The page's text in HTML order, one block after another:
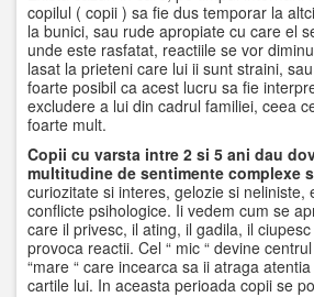
copilul ( copii ) sa fie dus temporar la
la bunici, sau rude apropiate cu care el
unde este rasfatat, reactiile se vor
lasat la prieteni care lui ii sunt straini,
foarte posibil ca acest lucru sa fie
excludere a lui din cadrul familiei, ceea
foarte mult.
Copii cu varsta intre 2 si 5 ani dau
multitudine de sentimente complexe
curiozitate si interes, gelozie si neliniste,
conflicte psihologice. Ii vedem cum se
care il privesc, il ating, il gadila, il
provoca reactii. Cel “ mic “ devine
“mare “ care incearca sa ii atraga
cartile lui. In aceasta perioada copii se